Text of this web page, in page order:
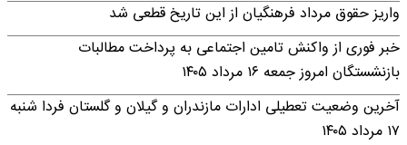
واریز حقوق مرداد فرهنگیان از این تاریخ قطعی شد
خبر فوری از واکنش تامین اجتماعی به پرداخت مطالبات
بازنشستگان امروز جمعه ۱۶ مرداد ۱۴۰۵
آخرین وضعیت تعطیلی ادارات مازندران و گیلان و گلستان فردا شنبه
۱۷ مرداد ۱۴۰۵